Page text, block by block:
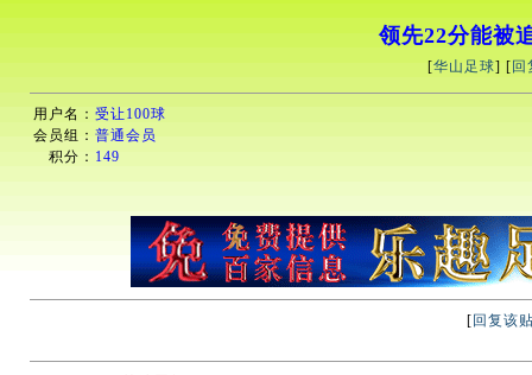
领先22分能被
[华山足球] [ 回
用户名： 受让100球
会员组： 普通会员
积分： 149
[ 回复该